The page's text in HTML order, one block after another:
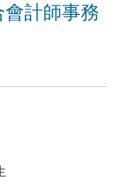
會計師事務